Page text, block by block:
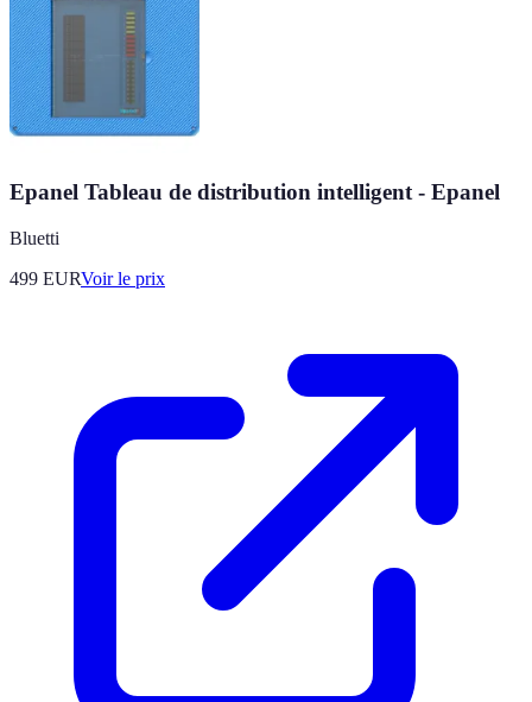
Epanel Tableau de distribution intelligent - Epanel
Bluetti
499 EURVoir le prix